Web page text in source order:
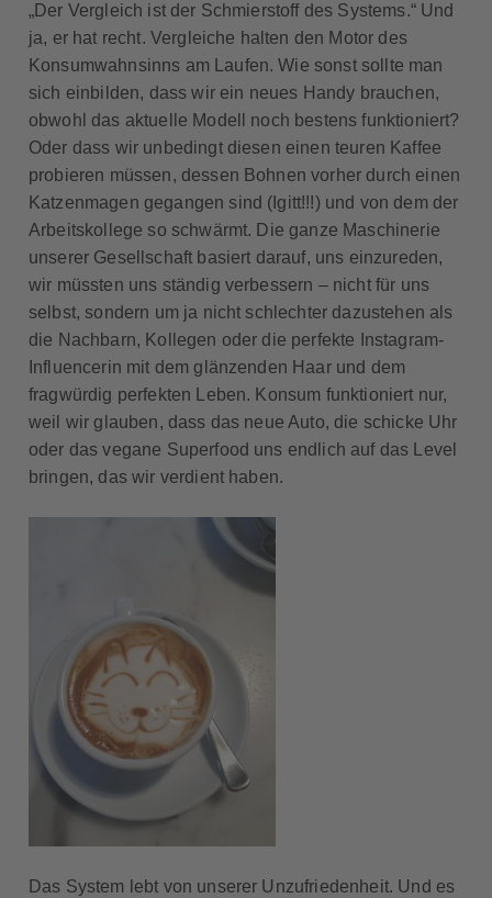
„Der Vergleich ist der Schmierstoff des Systems.“ Und
ja, er hat recht. Vergleiche halten den Motor des
Konsumwahnsinns am Laufen. Wie sonst sollte man
sich einbilden, dass wir ein neues Handy brauchen,
obwohl das aktuelle Modell noch bestens funktioniert?
Oder dass wir unbedingt diesen einen teuren Kaffee
probieren müssen, dessen Bohnen vorher durch einen
Katzenmagen gegangen sind (Igitt!!!) und von dem der
Arbeitskollege so schwärmt. Die ganze Maschinerie
unserer Gesellschaft basiert darauf, uns einzureden,
wir müssten uns ständig verbessern – nicht für uns
selbst, sondern um ja nicht schlechter dazustehen als
die Nachbarn, Kollegen oder die perfekte Instagram-
Influencerin mit dem glänzenden Haar und dem
fragwürdig perfekten Leben. Konsum funktioniert nur,
weil wir glauben, dass das neue Auto, die schicke Uhr
oder das vegane Superfood uns endlich auf das Level
bringen, das wir verdient haben.
Das System lebt von unserer Unzufriedenheit. Und es